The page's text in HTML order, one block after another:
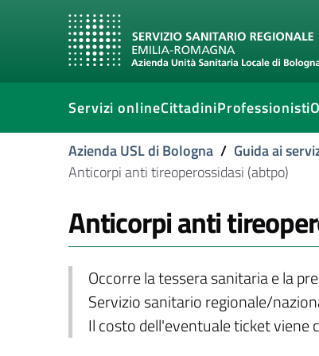
Servizi onlineCittadiniProfessionisti
Azienda USL di Bologna / Guida ai
Anticorpi anti tireoperossidasi (abtpo)
Anticorpi anti
Occorre la tessera sanitaria e la
Servizio sanitario regionale/
Il costo dell'eventuale ticket